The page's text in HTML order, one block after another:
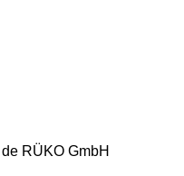
RÜKO GmbH